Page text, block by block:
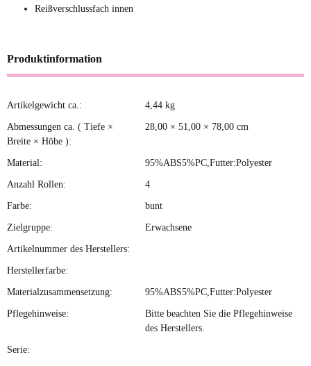
Reißverschlussfach innen
Produktinformation
Produkteigenschaft
Wert
Artikelgewicht ca.: 4,44 kg
Abmessungen ca. ( Tiefe ×
Breite × Höhe ):
28,00 × 51,00 × 78,00 cm
Material: 95%ABS5%PC,Futter:Polyester
Anzahl Rollen: 4
Farbe: bunt
Zielgruppe: Erwachsene
Artikelnummer des Herstellers:
Herstellerfarbe:
Materialzusammensetzung: 95%ABS5%PC,Futter:Polyester
Pflegehinweise:
Bitte beachten Sie die Pflegehinweise
des Herstellers.
Serie: